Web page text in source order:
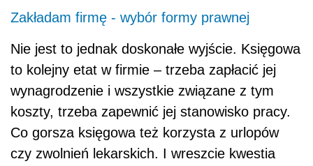
Zakładam firmę - wybór formy prawnej
Nie jest to jednak doskonałe wyjście. Księgowa
to kolejny etat w firmie – trzeba zapłacić jej
wynagrodzenie i wszystkie związane z tym
koszty, trzeba zapewnić jej stanowisko pracy.
Co gorsza księgowa też korzysta z urlopów
czy zwolnień lekarskich. I wreszcie kwestia